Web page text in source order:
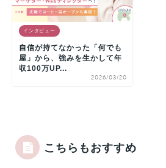
インタビュー
自信が持てなかった「何でも
屋」から、強みを生かして年
収100万UP...
2026/03/20
こちらもおすすめ